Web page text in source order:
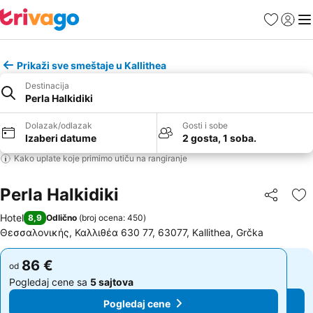
FavoritiPrijavi
Prikaži sve smeštaje u Kallithea
Destinacija
Perla Halkidiki
Dolazak/odlazak
Izaberi datume
Gosti i sobe
2 gosta, 1 soba.
Kako uplate koje primimo utiču na rangiranje
Perla Halkidiki Deli
Hotel 8,9 Odlično (broj ocena: 450)
Θεσσαλονικής, Καλλιθέα 630 77, 63077, Kallithea, Grčka
od 86 €
Pogledaj cene sa 5 sajtova
Pogledaj cene
od 86 €
Pogledaj cene sa 5 sajtova
Pogledaj cene